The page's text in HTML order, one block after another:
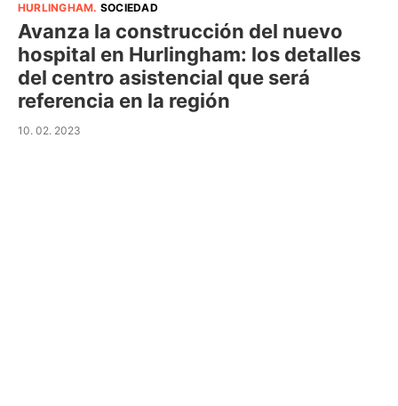
HURLINGHAM. SOCIEDAD
Avanza la construcción del nuevo
hospital en Hurlingham: los detalles
del centro asistencial que será
referencia en la región
10. 02. 2023